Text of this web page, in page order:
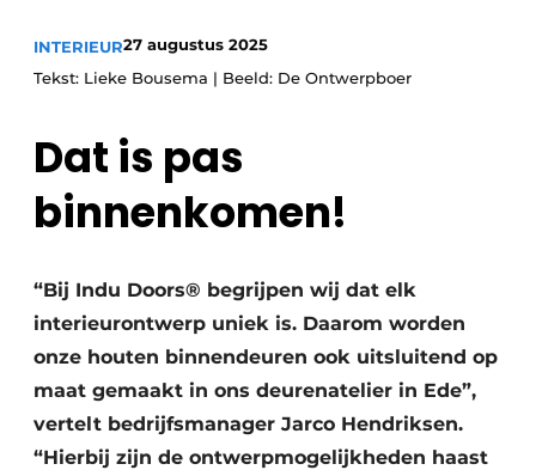
INTERIEUR27 augustus 2025
Tekst: Lieke Bousema | Beeld: De Ontwerpboer
Dat is pas
binnenkomen!
“Bij Indu Doors® begrijpen wij dat elk
interieurontwerp uniek is. Daarom worden
onze houten binnendeuren ook uitsluitend op
maat gemaakt in ons deurenatelier in Ede”,
vertelt bedrijfsmanager Jarco Hendriksen.
“Hierbij zijn de ontwerpmogelijkheden haast